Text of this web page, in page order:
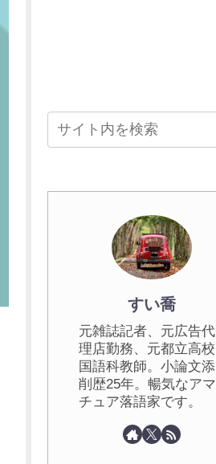
すい喬
元雑誌記者、元広告代
理店勤務、元都立高校
国語科教師。小論文添
削歴25年。暢気なアマ
チュア落語家です。